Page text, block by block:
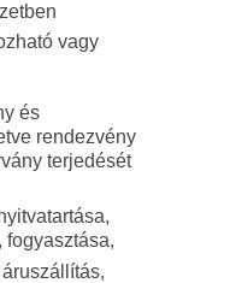
vagy
és
rendezvény
terjedését
fogyasztása,